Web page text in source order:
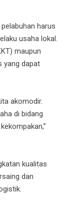
harus
usaha lokal.
maupun
yang dapat
akomodir.
di bidang
kualitas
dan